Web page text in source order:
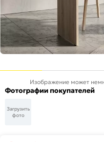
Изображение может
Фотографии покупателей
Загрузить
фото